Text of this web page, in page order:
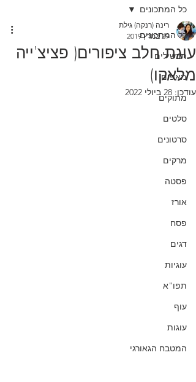
כל המתכונים
תבשילים
מאפים
מתוקים
סלטים
סרטונים
מרקים
פסטה
אורז
פסח
דגים
עוגיות
תפו"א
עוף
עוגות
המטבח הגאורגי
כל המתכונים
עוגת חלב ציפורים( פציצ'ייה
מלאקו)
רינה (רנקה) גילת
29 במרץ 2019
עודכן: 28 ביולי 2022